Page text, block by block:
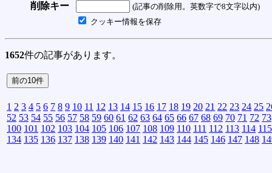
削除キー
(記事の削除用。英数字で8文字以内)
クッキー情報を保存
1652件の記事があります。
1 2 3 4 5 6 7 8 9 10 11 12 13 14 15 16 17 18 19 20 21 22 23 24 25
52 53 54 55 56 57 58 59 60 61 62 63 64 65 66 67 68 69 70 71 72 73
100 101 102 103 104 105 106 107 108 109 110 111 112 113 114 115
134 135 136 137 138 139 140 141 142 143 144 145 146 147 148